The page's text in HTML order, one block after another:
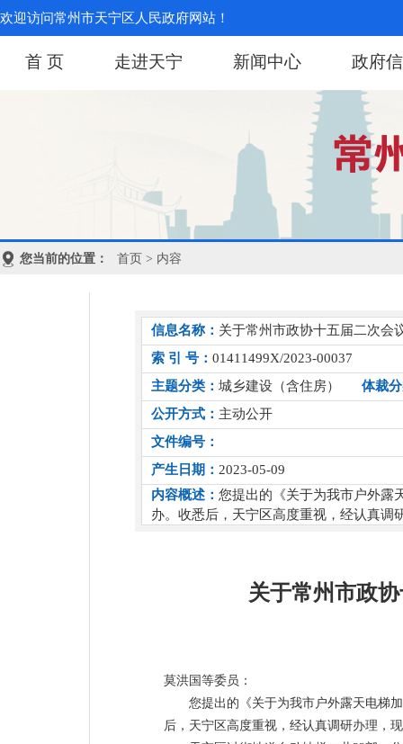
欢迎访问常州市天宁区人民政府网站！
首 页 走进天宁 新闻中心 政府
您当前的位置： 首页 > 内容
信息名称： 关于常州市政协十五届二次会
索 引 号： 01411499X/2023-00037
主题分类： 城乡建设（含住房）
体裁
公开方式： 主动公开
文件编号：
产生日期： 2023-05-09
内容概述： 您提出的《关于为我市户外露
办。收悉后，天宁区高度重视，经认真调
关于常州市政
莫洪国等委员：
您提出的《关于为我市户外露天电梯
后，天宁区高度重视，经认真调研办理，